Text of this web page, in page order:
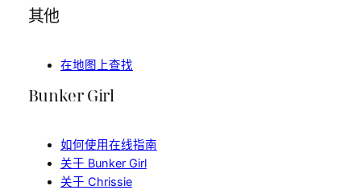
其他
在地图上查找
Bunker Girl
如何使用在线指南
关于 Bunker Girl
关于 Chrissie